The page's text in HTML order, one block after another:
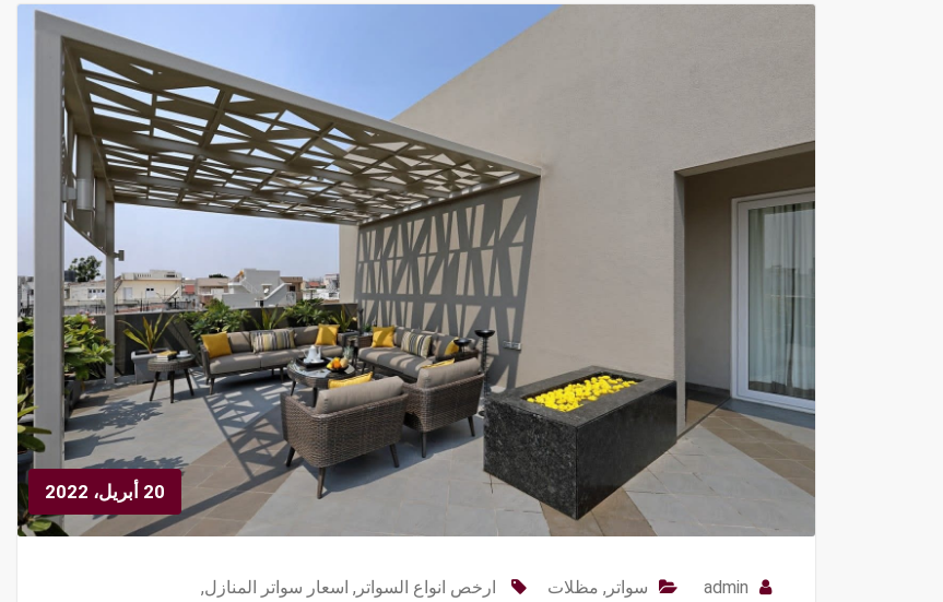
20 أبريل، 2022
admin سواتر , مظلات ارخص انواع السواتر , اسعار سواتر المنازل,